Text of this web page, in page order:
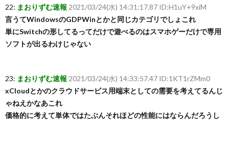
22: まおりずむ速報 2021/03/24(水) 14:31:17.87 ID:H1uY+9xiM
言うてWindowsのGDPWinとかと同じカテゴリでしょこれ
単にSwitchの形してるってだけで遊べるのはスマホゲーだけで専用
ソフトが出るわけじゃない
23: まおりずむ速報 2021/03/24(水) 14:33:57.47 ID:1KT1rZMm0
xCloudとかのクラウドサービス用端末としての需要を考えてるんじ
ゃねえかなあこれ
価格的に考えて単体ではたぶんそれほどの性能にはならんだろうし